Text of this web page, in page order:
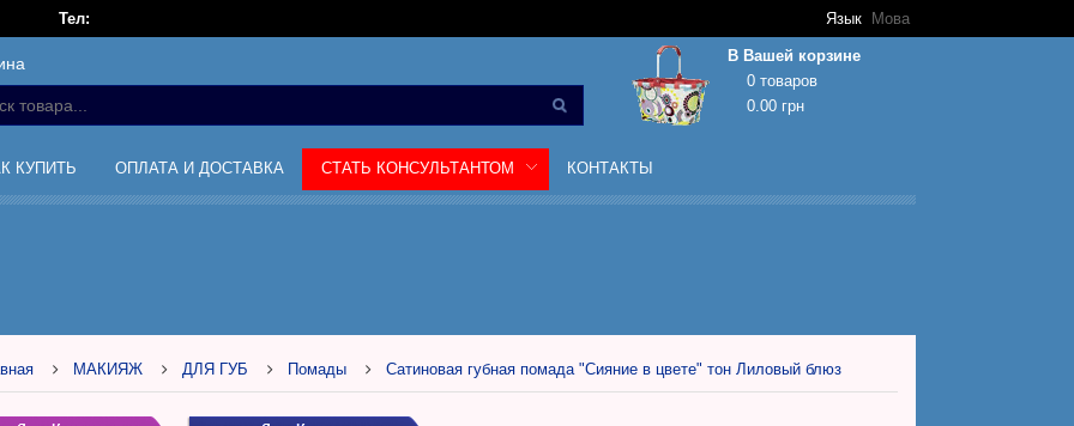
Язык Мова
Тел:
В Вашей корзине
0 товаров
0.00 грн
Корзина покупок пуста!
КУПИТЬ ОПЛАТА И ДОСТАВКА СТАТЬ КОНСУЛЬТАНТОМ КОНТАКТЫ
МАКИЯЖ ДЛЯ ГУБ Помады Сатиновая губная помада "Сияние в цвете" тон Лиловый блюз